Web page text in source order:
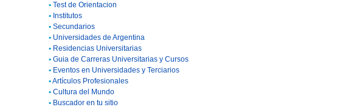
• Test de Orientacion
• Institutos
• Secundarios
• Universidades de Argentina
• Residencias Universitarias
• Guia de Carreras Universitarias y Cursos
• Eventos en Universidades y Terciarios
•Artículos Profesionales
• Cultura del Mundo
• Buscador en tu sitio